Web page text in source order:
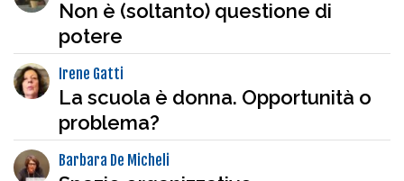
Non è (soltanto) questione di
potere
Irene Gatti
La scuola è donna. Opportunità o
problema?
Barbara De Micheli